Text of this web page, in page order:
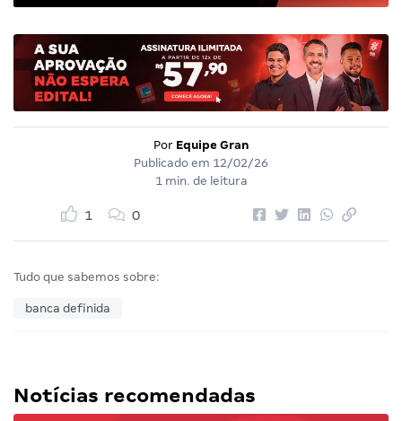
Por Equipe Gran
Publicado em 12/02/26
1 min. de leitura
1 0
Tudo que sabemos sobre:
banca definida
Notícias recomendadas